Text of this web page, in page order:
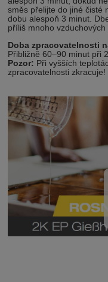
směs přelijte do jiné čisté
dobu alespoň 3 minut.
příliš mnoho vzduchových
Doba zpracovatelnosti
Přibližně 60–90 minut při
Pozor: Při vyšších
zpracovatelnosti zkracuje!